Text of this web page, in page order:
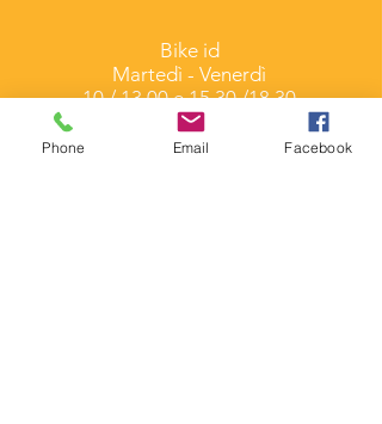
Bike id
Martedì - Venerdì
10 / 13.00 e 15.30 /18.30
Brompton Junction
Phone Email Facebook